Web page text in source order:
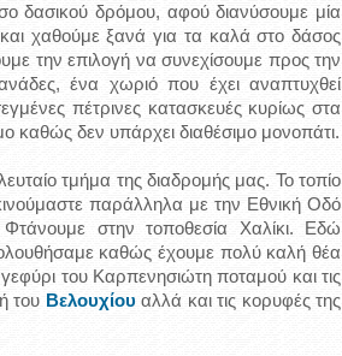
δασικού δρόμου, αφού διανύσουμε μία
χαθούμε ξανά για τα καλά στο δάσος
την επιλογή να συνεχίσουμε προς την
ένα χωριό που έχει αναπτυχθεί
πέτρινες κατασκευές κυρίως στα
καθώς δεν υπάρχει διαθέσιμο μονοπάτι.
τμήμα της διαδρομής μας. Το τοπίο
παράλληλα με την Εθνική Οδό
στην τοποθεσία Χαλίκι. Εδώ
καθώς έχουμε πολύ καλή θέα
του Καρπενησιώτη ποταμού και τις
του Βελουχίου αλλά και τις κορυφές της